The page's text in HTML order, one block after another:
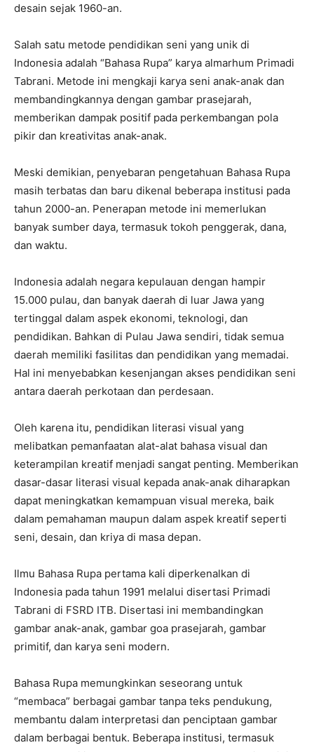
desain sejak 1960-an.
Salah satu metode pendidikan seni yang unik di
Indonesia adalah “Bahasa Rupa” karya almarhum Primadi
Tabrani. Metode ini mengkaji karya seni anak-anak dan
membandingkannya dengan gambar prasejarah,
memberikan dampak positif pada perkembangan pola
pikir dan kreativitas anak-anak.
Meski demikian, penyebaran pengetahuan Bahasa Rupa
masih terbatas dan baru dikenal beberapa institusi pada
tahun 2000-an. Penerapan metode ini memerlukan
banyak sumber daya, termasuk tokoh penggerak, dana,
dan waktu.
Indonesia adalah negara kepulauan dengan hampir
15.000 pulau, dan banyak daerah di luar Jawa yang
tertinggal dalam aspek ekonomi, teknologi, dan
pendidikan. Bahkan di Pulau Jawa sendiri, tidak semua
daerah memiliki fasilitas dan pendidikan yang memadai.
Hal ini menyebabkan kesenjangan akses pendidikan seni
antara daerah perkotaan dan perdesaan.
Oleh karena itu, pendidikan literasi visual yang
melibatkan pemanfaatan alat-alat bahasa visual dan
keterampilan kreatif menjadi sangat penting. Memberikan
dasar-dasar literasi visual kepada anak-anak diharapkan
dapat meningkatkan kemampuan visual mereka, baik
dalam pemahaman maupun dalam aspek kreatif seperti
seni, desain, dan kriya di masa depan.
Ilmu Bahasa Rupa pertama kali diperkenalkan di
Indonesia pada tahun 1991 melalui disertasi Primadi
Tabrani di FSRD ITB. Disertasi ini membandingkan
gambar anak-anak, gambar goa prasejarah, gambar
primitif, dan karya seni modern.
Bahasa Rupa memungkinkan seseorang untuk
“membaca” berbagai gambar tanpa teks pendukung,
membantu dalam interpretasi dan penciptaan gambar
dalam berbagai bentuk. Beberapa institusi, termasuk